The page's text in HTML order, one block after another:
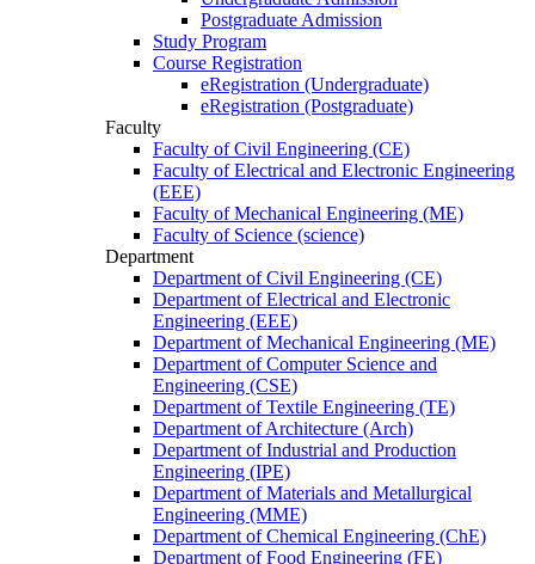
Postgraduate Admission
Study Program
Course Registration
eRegistration (Undergraduate)
eRegistration (Postgraduate)
Faculty
Faculty of Civil Engineering (CE)
Faculty of Electrical and Electronic Engineering
(EEE)
Faculty of Mechanical Engineering (ME)
Faculty of Science (science)
Department
Department of Civil Engineering (CE)
Department of Electrical and Electronic
Engineering (EEE)
Department of Mechanical Engineering (ME)
Department of Computer Science and
Engineering (CSE)
Department of Textile Engineering (TE)
Department of Architecture (Arch)
Department of Industrial and Production
Engineering (IPE)
Department of Materials and Metallurgical
Engineering (MME)
Department of Chemical Engineering (ChE)
Department of Food Engineering (FE)